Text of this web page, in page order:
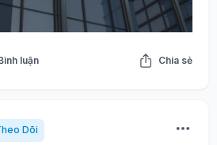
luận Chia sẻ
Dõi